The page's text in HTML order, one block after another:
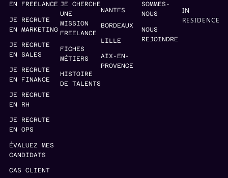
EN FREELANCE
JE RECRUTE
EN MARKETING
JE RECRUTE
EN SALES
JE RECRUTE
EN FINANCE
JE RECRUTE
EN RH
JE RECRUTE
EN OPS
ÉVALUEZ MES
CANDIDATS
CAS CLIENT
JE CHERCHE
UNE
MISSION
FREELANCE
FICHES
MÉTIERS
HISTOIRE
DE TALENTS
NANTES
BORDEAUX
LILLE
AIX-EN-
PROVENCE
SOMMES-
NOUS
NOUS
REJOINDRE
IN
RESIDENCE